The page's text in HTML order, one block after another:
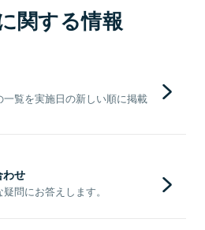
関する情報
覧を実施日の新しい順に掲載
わせ
問にお答えします。